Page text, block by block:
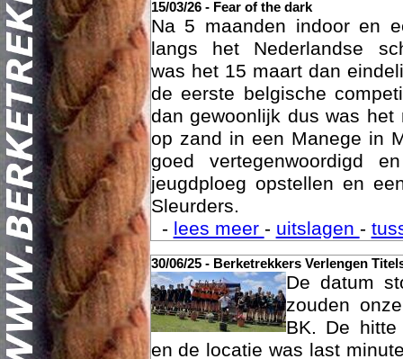
15/03/26 - Fear of the dark
Na 5 maanden indoor en
langs het Nederlandse
was het 15 maart dan
de eerste belgische
dan gewoonlijk dus was
op zand in een Manege in
goed vertegenwoordigd
jeugdploeg opstellen en
Sleurders.
-lees meer-uitslagen-
30/06/25 - Berketrekkers Verlengen
De datum
zouden
BK. De